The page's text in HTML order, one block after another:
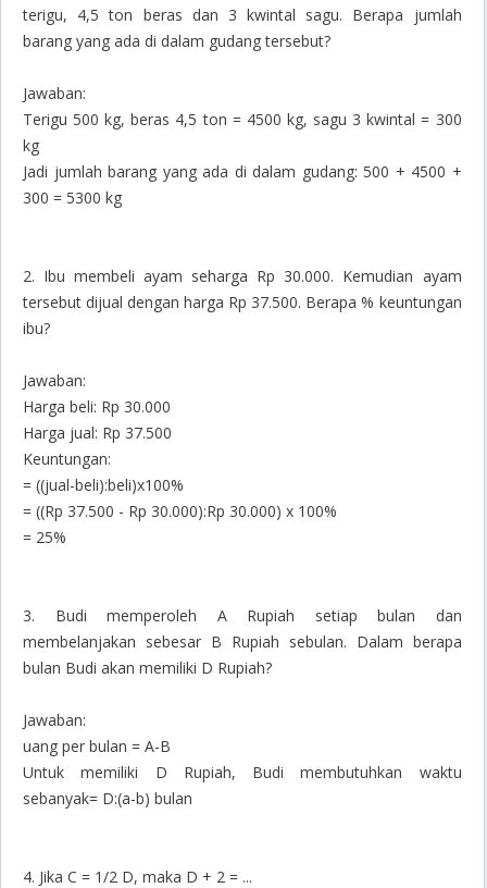
terigu, 4,5 ton beras dan 3 kwintal sagu. Berapa jumlah
barang yang ada di dalam gudang tersebut?
Jawaban:
Terigu 500 kg, beras 4,5 ton = 4500 kg, sagu 3 kwintal = 300
kg
Jadi jumlah barang yang ada di dalam gudang: 500 + 4500 +
300 = 5300 kg
2. Ibu membeli ayam seharga Rp 30.000. Kemudian ayam
tersebut dijual dengan harga Rp 37.500. Berapa % keuntungan
ibu?
Jawaban:
Harga beli: Rp 30.000
Harga jual: Rp 37.500
Keuntungan:
= ((jual-beli):beli)x100%
= ((Rp 37.500 - Rp 30.000):Rp 30.000) x 100%
= 25%
3. Budi memperoleh A Rupiah setiap bulan dan
membelanjakan sebesar B Rupiah sebulan. Dalam berapa
bulan Budi akan memiliki D Rupiah?
Jawaban:
uang per bulan = A-B
Untuk memiliki D Rupiah, Budi membutuhkan waktu
sebanyak= D:(a-b) bulan
4. Jika C = 1/2 D, maka D + 2 = ...